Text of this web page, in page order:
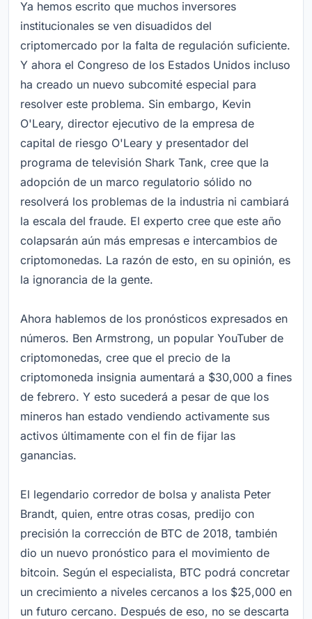
Ya hemos escrito que muchos inversores
institucionales se ven disuadidos del
criptomercado por la falta de regulación suficiente.
Y ahora el Congreso de los Estados Unidos incluso
ha creado un nuevo subcomité especial para
resolver este problema. Sin embargo, Kevin
O'Leary, director ejecutivo de la empresa de
capital de riesgo O'Leary y presentador del
programa de televisión Shark Tank, cree que la
adopción de un marco regulatorio sólido no
resolverá los problemas de la industria ni cambiará
la escala del fraude. El experto cree que este año
colapsarán aún más empresas e intercambios de
criptomonedas. La razón de esto, en su opinión, es
la ignorancia de la gente.
Ahora hablemos de los pronósticos expresados en
números. Ben Armstrong, un popular YouTuber de
criptomonedas, cree que el precio de la
criptomoneda insignia aumentará a $30,000 a fines
de febrero. Y esto sucederá a pesar de que los
mineros han estado vendiendo activamente sus
activos últimamente con el fin de fijar las
ganancias.
El legendario corredor de bolsa y analista Peter
Brandt, quien, entre otras cosas, predijo con
precisión la corrección de BTC de 2018, también
dio un nuevo pronóstico para el movimiento de
bitcoin. Según el especialista, BTC podrá concretar
un crecimiento a niveles cercanos a los $25,000 en
un futuro cercano. Después de eso, no se descarta